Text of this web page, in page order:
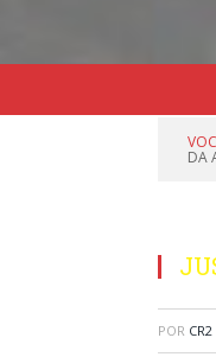
DA
POR CR2